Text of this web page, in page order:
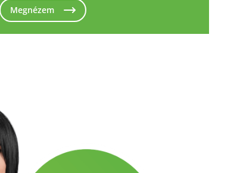
Megnézem